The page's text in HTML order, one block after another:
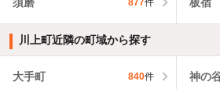
877件
川上町近隣の町域から探す
大手町 840件 神の